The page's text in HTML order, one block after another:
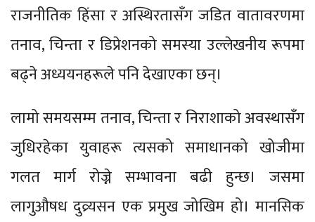
राजनीतिक हिंसा र अस्थिरतासँग जडित वातावरणमा
तनाव, चिन्ता र डिप्रेशनको समस्या उल्लेखनीय रूपमा
बढ्ने अध्ययनहरूले पनि देखाएका छन्।
लामो समयसम्म तनाव, चिन्ता र निराशाको अवस्थासँग
जुधिरहेका युवाहरू त्यसको समाधानको खोजीमा
गलत मार्ग रोज्ने सम्भावना बढी हुन्छ। जसमा
लागुऔषध दुव्र्यसन एक प्रमुख जोखिम हो। मानसिक